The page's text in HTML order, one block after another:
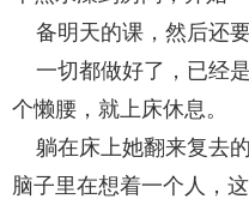
备明天的课，然后还要
一切都做好了，已经
个懒腰，就上床休息。
躺在床上她翻来复去
脑子里在想着一个人，这